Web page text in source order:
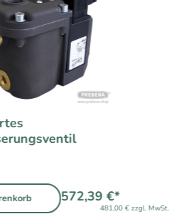
481,00 € zzgl. MwSt.
572,39 €*